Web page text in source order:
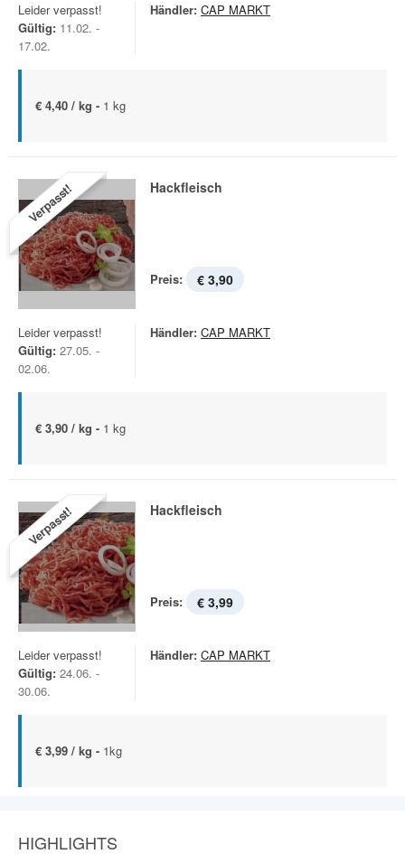
Leider verpasst!
Gültig: 11.02. -
17.02.
Händler: CAP MARKT
€ 4,40 / kg - 1 kg
Verpasst! Hackfleisch
Preis: € 3,90
Leider verpasst!
Gültig: 27.05. -
02.06.
Händler: CAP MARKT
€ 3,90 / kg - 1 kg
Verpasst! Hackfleisch
Preis: € 3,99
Leider verpasst!
Gültig: 24.06. -
30.06.
Händler: CAP MARKT
€ 3,99 / kg - 1kg
HIGHLIGHTS